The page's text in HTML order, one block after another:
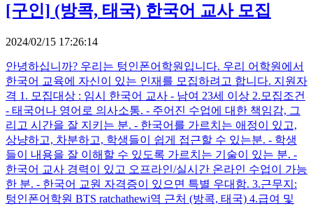
[구인] (방콕, 태국) 한국어 교사 모집
2024/02/15 17:26:14
안녕하십니까? 우리는 텅인폰어학원입니다. 우리 어학원에서
한국어 교육에 자신이 있는 인재를 모집하려고 합니다. 지원자
격 1. 모집대상 : 임시 한국어 교사 - 남여 23세 이상 2.모집조건
- 태국어나 영어로 의사소통. - 주어진 수업에 대한 책임감, 그
리고 시간을 잘 지키는 분. - 한국어를 가르치는 애정이 있고,
상냥하고, 차분하고, 학생들이 쉽게 접근할 수 있는분. - 학생
들이 내용을 잘 이해할 수 있도록 가르치는 기술이 있는 분. -
한국어 교사 경력이 있고 오프라인/실시간 온라인 수업이 가능
한 분. - 한국어 교원 자격증이 있으면 특별 우대함. 3.근무지:
텅인폰어학원 BTS ratchathewi역 근처 (방콕, 태국) 4.급여 및